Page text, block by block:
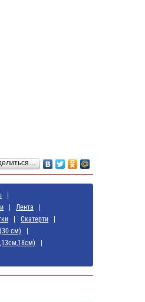
Лента
Скатерти
см)